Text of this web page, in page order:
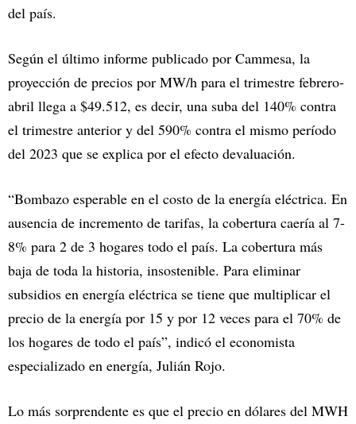
del país.
Según el último informe publicado por Cammesa, la
proyección de precios por MW/h para el trimestre febrero-
abril llega a $49.512, es decir, una suba del 140% contra
el trimestre anterior y del 590% contra el mismo período
del 2023 que se explica por el efecto devaluación.
“Bombazo esperable en el costo de la energía eléctrica. En
ausencia de incremento de tarifas, la cobertura caería al 7-
8% para 2 de 3 hogares todo el país. La cobertura más
baja de toda la historia, insostenible. Para eliminar
subsidios en energía eléctrica se tiene que multiplicar el
precio de la energía por 15 y por 12 veces para el 70% de
los hogares de todo el país”, indicó el economista
especializado en energía, Julián Rojo.
Lo más sorprendente es que el precio en dólares del MWH